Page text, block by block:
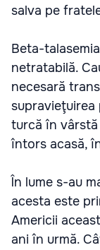
salva pe
Beta-
netratabilă.
necesară
supravieţuirea
turcă în
întors acasă,
În lume s-au
acesta este
Americii
ani în urmă.